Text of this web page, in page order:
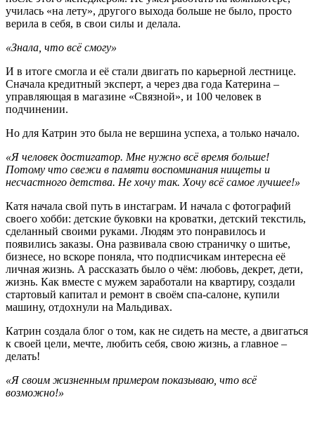
училась «на лету», другого выхода больше не было, просто
верила в себя, в свои силы и делала.
«Знала, что всё смогу»
И в итоге смогла и её стали двигать по карьерной лестнице.
Сначала кредитный эксперт, а через два года Катерина –
управляющая в магазине «Связной», и 100 человек в
подчинении.
Но для Катрин это была не вершина успеха, а только начало.
«Я человек достигатор. Мне нужно всё время больше!
Потому что свежи в памяти воспоминания нищеты и
несчастного детства. Не хочу так. Хочу всё самое лучшее!»
Катя начала свой путь в инстаграм. И начала с фотографий
своего хобби: детские буковки на кроватки, детский текстиль,
сделанный своими руками. Людям это понравилось и
появились заказы. Она развивала свою страничку о шитье,
бизнесе, но вскоре поняла, что подписчикам интересна её
личная жизнь. А рассказать было о чём: любовь, декрет, дети,
жизнь. Как вместе с мужем заработали на квартиру, создали
стартовый капитал и ремонт в своём спа-салоне, купили
машину, отдохнули на Мальдивах.
Катрин создала блог о том, как не сидеть на месте, а двигаться
к своей цели, мечте, любить себя, свою жизнь, а главное –
делать!
«Я своим жизненным примером показываю, что всё
возможно!»